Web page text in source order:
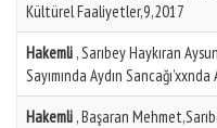
Kültürel Faaliyetler,9,2017
Hakemli , Sarıbey Haykıran
Sayımında Aydın
Hakemli , Başaran